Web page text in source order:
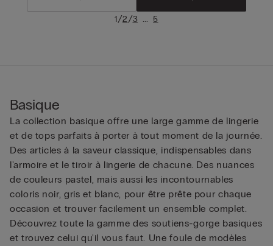
1/2/3 ... 5
Basique
La collection basique offre une large gamme de lingerie
et de tops parfaits à porter à tout moment de la journée.
Des articles à la saveur classique, indispensables dans
l'armoire et le tiroir à lingerie de chacune. Des nuances
de couleurs pastel, mais aussi les incontournables
coloris noir, gris et blanc, pour être prête pour chaque
occasion et trouver facilement un ensemble complet.
Découvrez toute la gamme des soutiens-gorge basiques
et trouvez celui qu'il vous faut. Une foule de modèles